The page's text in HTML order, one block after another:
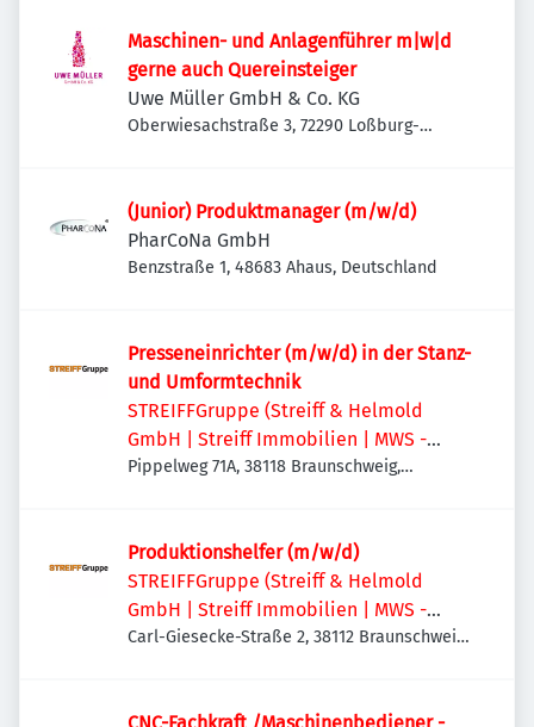
Maschinen- und Anlagenführer m|w|d
gerne auch Quereinsteiger
Uwe Müller GmbH & Co. KG
Oberwiesachstraße 3, 72290 Loßburg-
(Junior) Produktmanager (m/w/d)
PharCoNa GmbH
Benzstraße 1, 48683 Ahaus, Deutschland
Presseneinrichter (m/w/d) in der Stanz-
und Umformtechnik
STREIFFGruppe (Streiff & Helmold
GmbH | Streiff Immobilien | MWS -
Mechanische Werkstatt Streiff GmbH &
Pippelweg 71A, 38118 Braunschweig,
Produktionshelfer (m/w/d)
STREIFFGruppe (Streiff & Helmold
GmbH | Streiff Immobilien | MWS -
Mechanische Werkstatt Streiff GmbH &
Carl-Giesecke-Straße 2, 38112 Braunschweig,